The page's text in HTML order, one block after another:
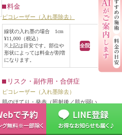
料金
ピコレーザー（入れ墨除去）
線状の入れ墨の場合 1cm
¥11,000（税込）
※上記は目安です。部位や
形状によっては料金が割増
になります。
全院
リスク・副作用・合併症
ピコレーザー（入れ墨除去）
肌のほてり・発赤（照射後／肌が弱い
方・敏感肌の方）